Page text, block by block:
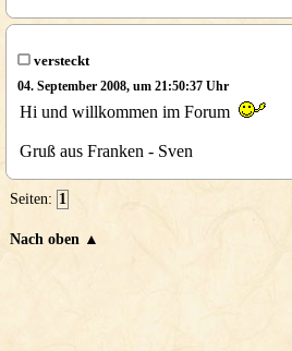
versteckt
04. September 2008, um 21:50:37 Uhr
Hi und willkommen im Forum
Gruß aus Franken - Sven
Seiten: 1
Nach oben ▲